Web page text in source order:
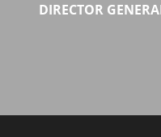
DIRECTOR